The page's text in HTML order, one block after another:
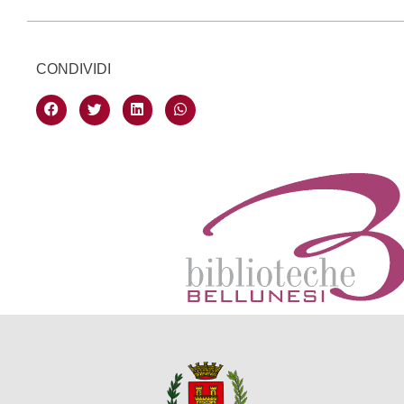
CONDIVIDI